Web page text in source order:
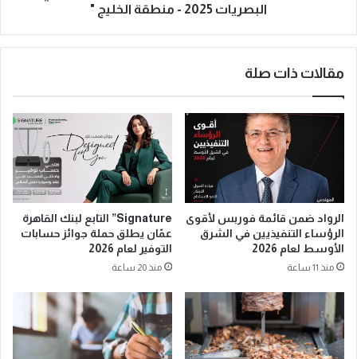
البصريات 2025 - منطقة الخليج "
مقالات ذات صلة
الرواد ضمن قائمة فوربس لأقوى
الرؤساء التنفيذيين في الشرق
الأوسط لعام 2026
منذ 11 ساعة
Signature” التابع لبنك القاهرة
عمّان يطلق حملة جوائز حسابات
التوفير لعام 2026
منذ 20 ساعة